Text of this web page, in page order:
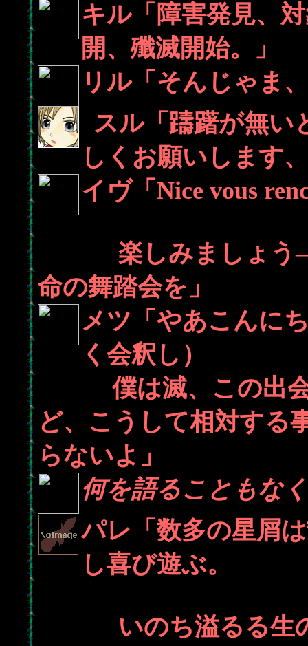
キル「障害発見、
開、殲滅開始。」
リル「そんじゃま
スル「躊躇が無い
しくお願いします
イヴ「Nice vous
楽しみましょう――
命の舞踏会を」
メツ「やあこんに
く会釈し）
僕は滅、この出会
ど、こうして相対する
らないよ」
何を語ることもな
パレ「数多の星屑
し喜び遊ぶ。
いのち溢るる生